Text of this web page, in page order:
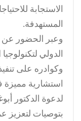
الاستجابة
المستهدفة.
وعبر الحضور عن
الدولي
وكوادره على
استشارية مميزة
لدعوة الدكتور
بتوصيات لتعزيز